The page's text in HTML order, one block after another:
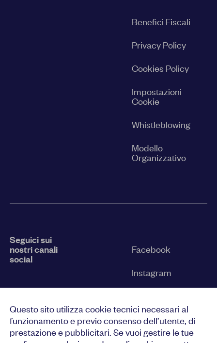
Questo sito utilizza cookie tecnici necessari al
funzionamento e previo consenso dell’utente, di
prestazione e pubblicitari. Se vuoi gestire le tue
Benefici Fiscali
Privacy Policy
Cookies Policy
Impostazioni
Cookie
Whistleblowing
Modello
Organizzativo
Seguici sui
nostri canali
social
Facebook
Instagram
YouTube